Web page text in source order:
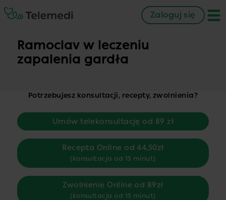
Zaloguj się
Ramoclav w leczeniu
zapalenia gardła
Potrzebujesz konsultacji, recepty, zwolnienia?
Umów telekonsultację od 89 zł
Recepta Online od 44,50zł
(konsultacja od 15 minut)
Zwolnienie Online od 89zł
(konsultacja od 15 minut)